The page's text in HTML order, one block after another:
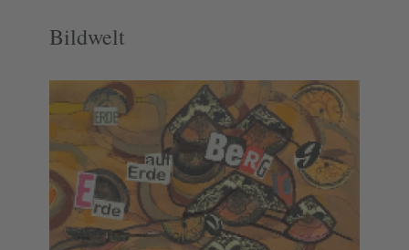
Bildwelt